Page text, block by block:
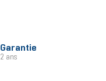
Garantie
2 ans